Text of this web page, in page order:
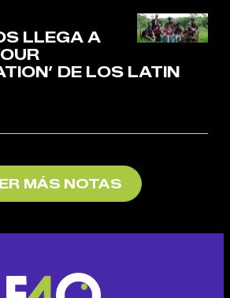
LLEGA A
DE LOS LATIN
MÁS NOTAS